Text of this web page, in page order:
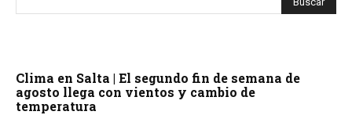
Clima en Salta | El segundo fin de semana de
agosto llega con vientos y cambio de
temperatura